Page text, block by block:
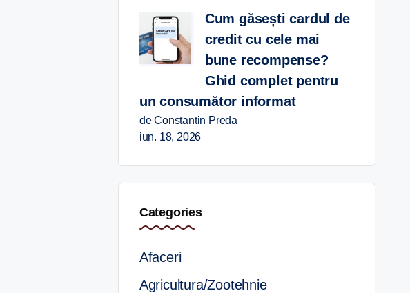
Cum găsești cardul de
credit cu cele mai
bune recompense?
Ghid complet pentru
un consumător informat
de Constantin Preda
iun. 18, 2026
Categories
Afaceri
Agricultura/Zootehnie